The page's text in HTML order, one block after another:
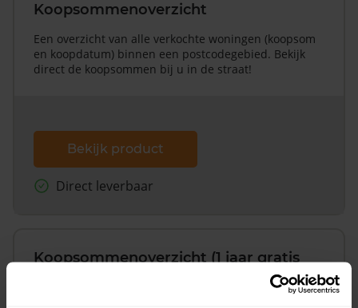
Koopsommenoverzicht
Een overzicht van alle verkochte woningen (koopsom
en koopdatum) binnen een postcodegebied. Bekijk
direct de koopsommen bij u in de straat!
Bekijk product
Direct leverbaar
Koopsommenoverzicht (1 jaar gratis